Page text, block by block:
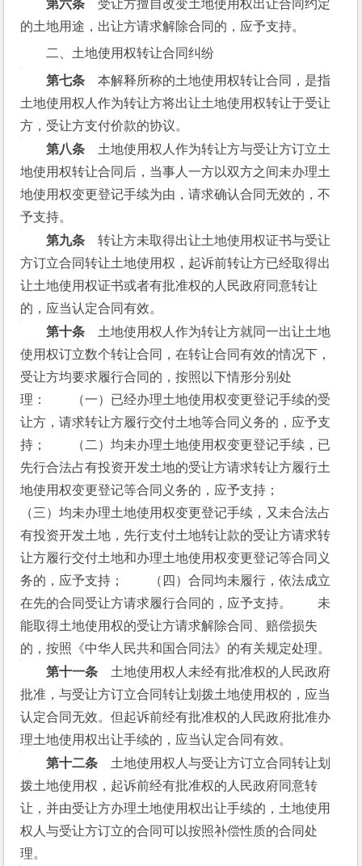
第六条 受让方擅自改变土地使用权出让合同约定
的土地用途，出让方请求解除合同的，应予支持。
二、土地使用权转让合同纠纷
第七条 本解释所称的土地使用权转让合同，是指
土地使用权人作为转让方将出让土地使用权转让于受让
方，受让方支付价款的协议。
第八条 土地使用权人作为转让方与受让方订立土
地使用权转让合同后，当事人一方以双方之间未办理土
地使用权变更登记手续为由，请求确认合同无效的，不
予支持。
第九条 转让方未取得出让土地使用权证书与受让
方订立合同转让土地使用权，起诉前转让方已经取得出
让土地使用权证书或者有批准权的人民政府同意转让
的，应当认定合同有效。
第十条 土地使用权人作为转让方就同一出让土地
使用权订立数个转让合同，在转让合同有效的情况下，
受让方均要求履行合同的，按照以下情形分别处
理：　　（一）已经办理土地使用权变更登记手续的受
让方，请求转让方履行交付土地等合同义务的，应予支
持；　　（二）均未办理土地使用权变更登记手续，已
先行合法占有投资开发土地的受让方请求转让方履行土
地使用权变更登记等合同义务的，应予支持；
（三）均未办理土地使用权变更登记手续，又未合法占
有投资开发土地，先行支付土地转让款的受让方请求转
让方履行交付土地和办理土地使用权变更登记等合同义
务的，应予支持；　　（四）合同均未履行，依法成立
在先的合同受让方请求履行合同的，应予支持。　　未
能取得土地使用权的受让方请求解除合同、赔偿损失
的，按照《中华人民共和国合同法》的有关规定处理。
第十一条 土地使用权人未经有批准权的人民政府
批准，与受让方订立合同转让划拨土地使用权的，应当
认定合同无效。但起诉前经有批准权的人民政府批准办
理土地使用权出让手续的，应当认定合同有效。
第十二条 土地使用权人与受让方订立合同转让划
拨土地使用权，起诉前经有批准权的人民政府同意转
让，并由受让方办理土地使用权出让手续的，土地使用
权人与受让方订立的合同可以按照补偿性质的合同处
理。